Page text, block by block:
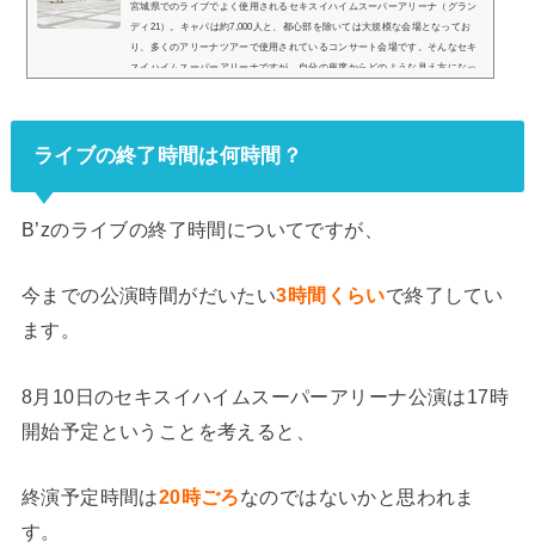
宮城県でのライブでよく使用されるセキスイハイムスーパーアリーナ（グラン
ディ21）。キャパは約7,000人と、都心部を除いては大規模な会場となってお
り、多くのアリーナツアーで使用されているコンサート会場です。そんなセキ
スイハイムスーパーアリーナですが、自分の座席からどのような見え方になっ
座席表の...
ライブの終了時間は何時間？
B’zのライブの終了時間についてですが、
今までの公演時間がだいたい3時間くらいで終了してい
ます。
8月10日のセキスイハイムスーパーアリーナ公演は17時
開始予定ということを考えると、
終演予定時間は20時ごろなのではないかと思われま
す。